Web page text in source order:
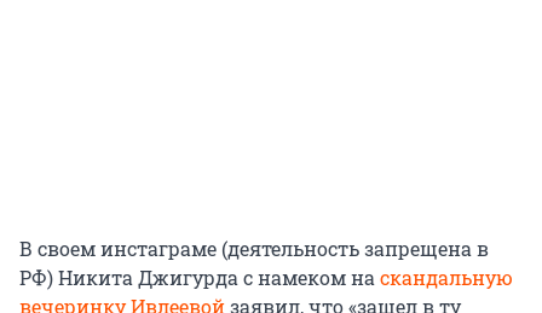
В своем инстаграме (деятельность запрещена в
РФ) Никита Джигурда с намеком наскандальную
вечеринку Ивлеевойзаявил, что «зашел в ту